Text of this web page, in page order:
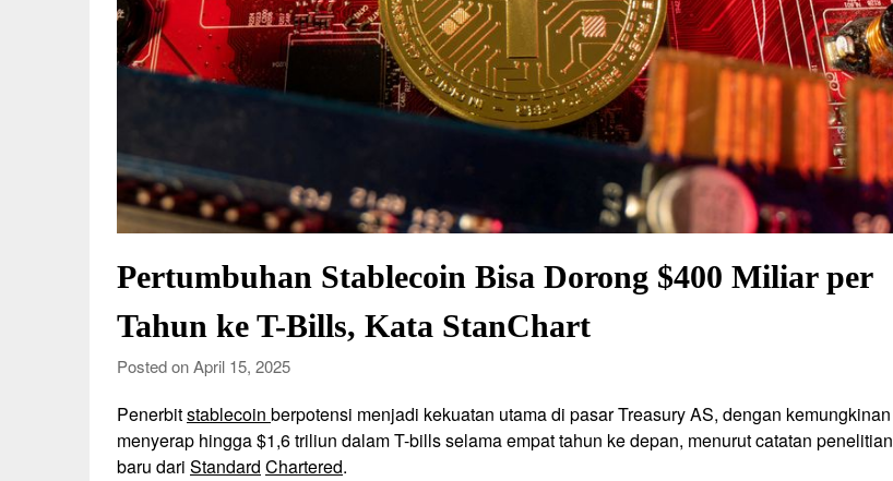
Pertumbuhan Stablecoin Bisa Dorong $400 Miliar per
Tahun ke T-Bills, Kata StanChart
Posted on April 15, 2025
Penerbitstablecoin berpotensi menjadi kekuatan utama di pasar Treasury AS, dengan kemungkinan
menyerap hingga $1,6 triliun dalam T-bills selama empat tahun ke depan, menurut catatan penelitian
baru dari Standard Chartered.